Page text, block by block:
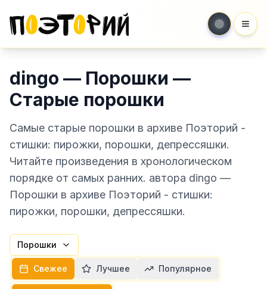
dingo — Порошки —
Старые порошки
Самые старые порошки в архиве Поэторий -
стишки: пирожки, порошки, депрессяшки.
Читайте произведения в хронологическом
порядке от самых ранних. автора dingo —
Порошки в архиве Поэторий - стишки:
пирожки, порошки, депрессяшки.
Порошки
Свежее Лучшее Популярное